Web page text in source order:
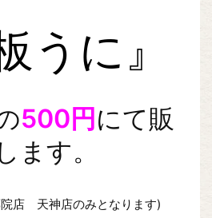
に』
500円 にて販
ます。
店 天神店のみとなります)